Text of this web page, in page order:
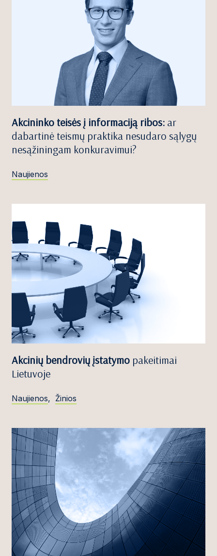
Akcininko teisės į informaciją ribos: ar
dabartinė teismų praktika nesudaro sąlygų
nesąžiningam konkuravimui?
Naujienos
Akcinių bendrovių įstatymo pakeitimai
Lietuvoje
Naujienos, Žinios